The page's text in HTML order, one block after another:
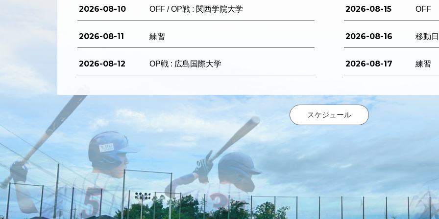
2026-08-10 OFF / OP戦 : 関西学院大学
2026-08-11 練習
2026-08-12 OP戦 : 広島国際大学
2026-08-15 OFF
2026-08-16 移動日
2026-08-17 練習
スケジュール